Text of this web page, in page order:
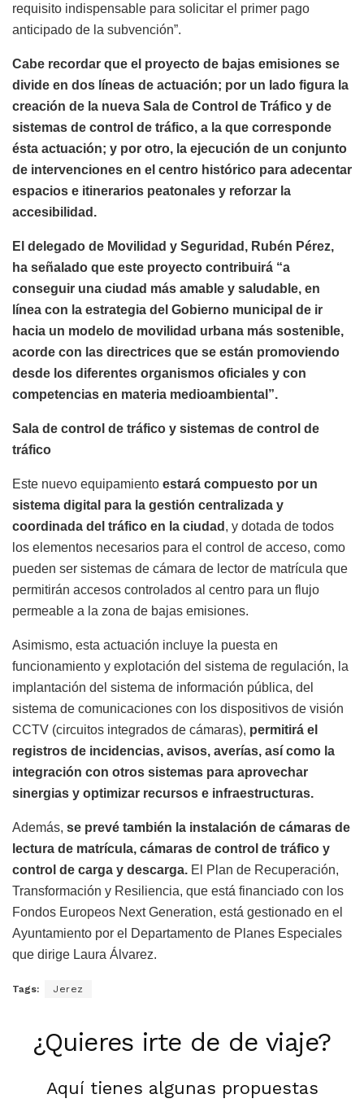
requisito indispensable para solicitar el primer pago
anticipado de la subvención”.
Cabe recordar que el proyecto de bajas emisiones se
divide en dos líneas de actuación; por un lado figura la
creación de la nueva Sala de Control de Tráfico y de
sistemas de control de tráfico, a la que corresponde
ésta actuación; y por otro, la ejecución de un conjunto
de intervenciones en el centro histórico para adecentar
espacios e itinerarios peatonales y reforzar la
accesibilidad.
El delegado de Movilidad y Seguridad, Rubén Pérez,
ha señalado que este proyecto contribuirá “a
conseguir una ciudad más amable y saludable, en
línea con la estrategia del Gobierno municipal de ir
hacia un modelo de movilidad urbana más sostenible,
acorde con las directrices que se están promoviendo
desde los diferentes organismos oficiales y con
competencias en materia medioambiental”.
Sala de control de tráfico y sistemas de control de
tráfico
Este nuevo equipamiento estará compuesto por un
sistema digital para la gestión centralizada y
coordinada del tráfico en la ciudad , y dotada de todos
los elementos necesarios para el control de acceso, como
pueden ser sistemas de cámara de lector de matrícula que
permitirán accesos controlados al centro para un flujo
permeable a la zona de bajas emisiones.
Asimismo, esta actuación incluye la puesta en
funcionamiento y explotación del sistema de regulación, la
implantación del sistema de información pública, del
sistema de comunicaciones con los dispositivos de visión
CCTV (circuitos integrados de cámaras), permitirá el
registros de incidencias, avisos, averías, así como la
integración con otros sistemas para aprovechar
sinergias y optimizar recursos e infraestructuras.
Además, se prevé también la instalación de cámaras de
lectura de matrícula, cámaras de control de tráfico y
control de carga y descarga. El Plan de Recuperación,
Transformación y Resiliencia, que está financiado con los
Fondos Europeos Next Generation, está gestionado en el
Ayuntamiento por el Departamento de Planes Especiales
que dirige Laura Álvarez.
Tags: Jerez
¿Quieres irte de de viaje?
Aquí tienes algunas propuestas